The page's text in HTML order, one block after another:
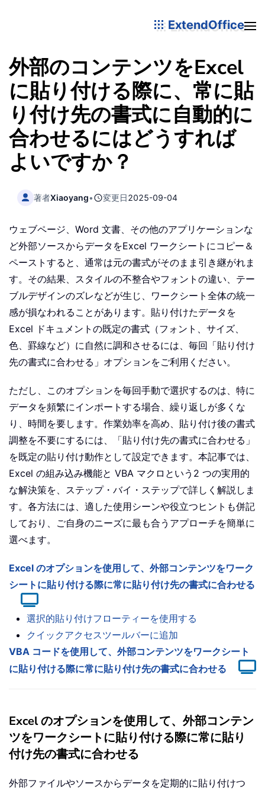
ExtendOffice
外部のコンテンツをExcel
に貼り付ける際に、常に貼
り付け先の書式に自動的に
合わせるにはどうすれば
よいですか？
著者Xiaoyang• 変更日2025-09-04
ウェブページ、Word 文書、その他のアプリケーションな
ど外部ソースからデータをExcel ワークシートにコピー＆
ペーストすると、通常は元の書式がそのまま引き継がれま
す。その結果、スタイルの不整合やフォントの違い、テー
ブルデザインのズレなどが生じ、ワークシート全体の統一
感が損なわれることがあります。貼り付けたデータを
Excel ドキュメントの既定の書式（フォント、サイズ、
色、罫線など）に自然に調和させるには、毎回「貼り付け
先の書式に合わせる」オプションをご利用ください。
ただし、このオプションを毎回手動で選択するのは、特に
データを頻繁にインポートする場合、繰り返しが多くな
り、時間を要します。作業効率を高め、貼り付け後の書式
調整を不要にするには、「貼り付け先の書式に合わせる」
を既定の貼り付け動作として設定できます。本記事では、
Excel の組み込み機能と VBA マクロという2 つの実用的
な解決策を、ステップ・バイ・ステップで詳しく解説しま
す。各方法には、適した使用シーンや役立つヒントも併記
しており、ご自身のニーズに最も合うアプローチを簡単に
選べます。
Excel のオプションを使用して、外部コンテンツをワーク
シートに貼り付ける際に常に貼り付け先の書式に合わせる
選択的貼り付けフローティーを使用する
クイックアクセスツールバーに追加
VBA コードを使用して、外部コンテンツをワークシート
に貼り付ける際に常に貼り付け先の書式に合わせる
Excel のオプションを使用して、外部コンテン
ツをワークシートに貼り付ける際に常に貼り
付け先の書式に合わせる
外部ファイルやソースからデータを定期的に貼り付けつ